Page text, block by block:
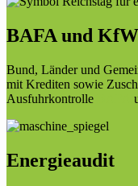
BAFA und KfW
Bund, Länder und
mit Krediten sowie
Ausfuhrkontrolle
Energieaudit